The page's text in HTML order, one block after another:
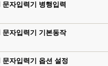
자입력기 병행입력
자입력기 기본동작
자입력기 옵션 설정